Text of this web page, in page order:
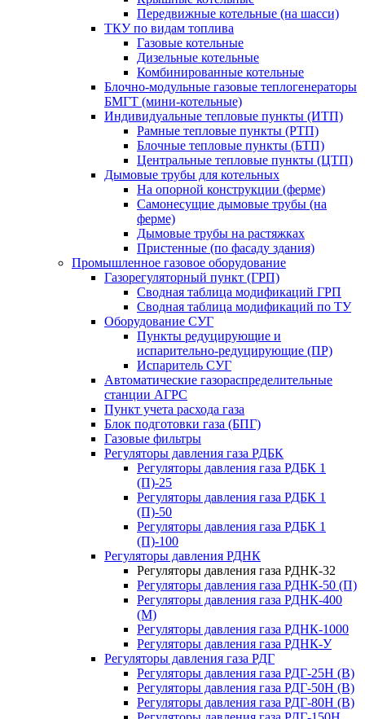
Передвижные котельные (на шасси)
ТКУ по видам топлива
Газовые котельные
Дизельные котельные
Комбинированные котельные
Блочно-модульные газовые теплогенераторы
БМГТ (мини-котельные)
Индивидуальные тепловые пункты (ИТП)
Рамные тепловые пункты (РТП)
Блочные тепловые пункты (БТП)
Центральные тепловые пункты (ЦТП)
Дымовые трубы для котельных
На опорной конструкции (ферме)
Самонесущие дымовые трубы (на
ферме)
Дымовые трубы на растяжках
Пристенные (по фасаду здания)
Промышленное газовое оборудование
Газорегуляторный пункт (ГРП)
Сводная таблица модификаций ГРП
Сводная таблица модификаций по ТУ
Оборудование СУГ
Пункты редуцирующие и
испарительно-редуцирующие (ПР)
Испаритель СУГ
Автоматические газораспределительные
станции АГРС
Пункт учета расхода газа
Блок подготовки газа (БПГ)
Газовые фильтры
Регуляторы давления газа РДБК
Регуляторы давления газа РДБК 1
(П)-25
Регуляторы давления газа РДБК 1
(П)-50
Регуляторы давления газа РДБК 1
(П)-100
Регуляторы давления РДНК
Регуляторы давления газа РДНК-32
Регуляторы давления газа РДНК-50 (П)
Регуляторы давления газа РДНК-400
(М)
Регуляторы давления газа РДНК-1000
Регуляторы давления газа РДНК-У
Регуляторы давления газа РДГ
Регуляторы давления газа РДГ-25Н (В)
Регуляторы давления газа РДГ-50Н (В)
Регуляторы давления газа РДГ-80Н (В)